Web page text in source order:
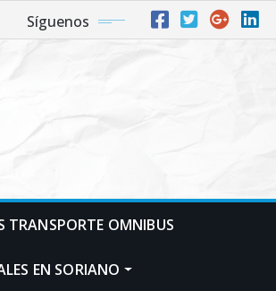
Síguenos
TRANSPORTE OMNIBUS
EN SORIANO